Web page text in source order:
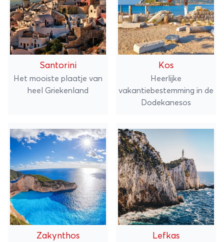
Santorini
Het mooiste plaatje van
heel Griekenland
Kos
Heerlijke
vakantiebestemming in de
Dodekanesos
Zakynthos Lefkas